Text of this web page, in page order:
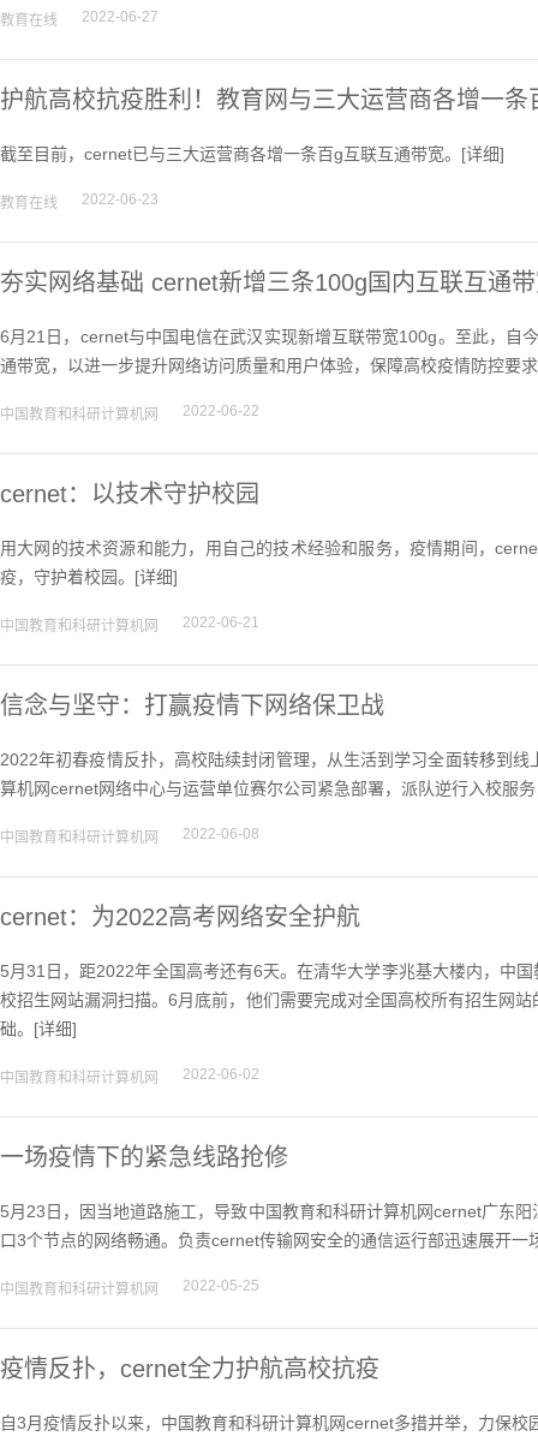
教育在线 2022-06-27
护航高校抗疫胜利！教育网与三大运营商各增一条
截至目前，cernet已与三大运营商各增一条百g互联互通带宽。[详细]
教育在线 2022-06-23
夯实网络基础 cernet新增三条100g国内互联互通
6月21日，cernet与中国电信在武汉实现新增互联带宽100g。至此，自
通带宽，以进一步提升网络访问质量和用户体验，保障高校疫情防控要
中国教育和科研计算机网 2022-06-22
cernet：以技术守护校园
用大网的技术资源和能力，用自己的技术经验和服务，疫情期间，
疫，守护着校园。[详细]
中国教育和科研计算机网 2022-06-21
信念与坚守：打赢疫情下网络保卫战
2022年初春疫情反扑，高校陆续封闭管理，从生活到学习全面转移到
算机网cernet网络中心与运营单位赛尔公司紧急部署，派队逆行入校服
中国教育和科研计算机网 2022-06-08
cernet：为2022高考网络安全护航
5月31日，距2022年全国高考还有6天。在清华大学李兆基大楼内，中
校招生网站漏洞扫描。6月底前，他们需要完成对全国高校所有招生网
础。[详细]
中国教育和科研计算机网 2022-06-02
一场疫情下的紧急线路抢修
5月23日，因当地道路施工，导致中国教育和科研计算机网cernet广东
口3个节点的网络畅通。负责cernet传输网安全的通信运行部迅速展开一
中国教育和科研计算机网 2022-05-25
疫情反扑，cernet全力护航高校抗疫
自3月疫情反扑以来，中国教育和科研计算机网cernet多措并举，力保